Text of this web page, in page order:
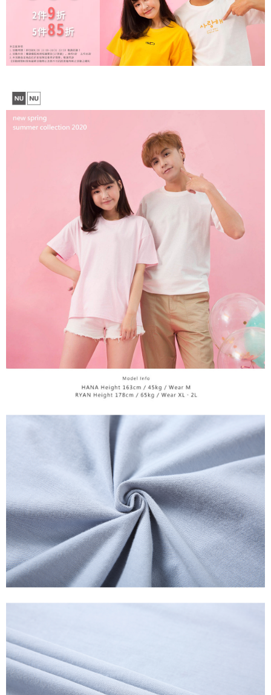
１．透過由恩沛科技股份有限公司提供之「AFTEE先享後付」服務完成之交
易，需依本服務之必要範圍內提供個人資料，並將交易相關給付款項請求債
權轉讓予恩沛科技股份有限公司。
２．關於個人資料處理事宜，請瀏覽以下網址：
https://aftee.tw/terms/#terms3
３．未成年的使用者請事先徵得法定代理人或監護人之同意方可使用
４．使用「AFTEE先享後付」時，將依據個別帳號之用戶狀況，依本公司即
時審查核予不同之上限額度；若仍有額度不足之情形，本公司將視審查結果
請求用戶進行身份認證。
５．嚴禁一人註冊多個帳號或使用他人資訊註冊。若發現惡意使用之情形，
恩沛科技股份有限公司將有權停止該用戶之使用額度並採取法律行動。
每筆NT$65，滿NT$899(含以上)免運費